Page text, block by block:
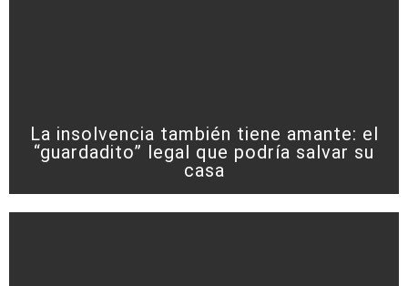
La insolvencia también tiene amante: el
“guardadito” legal que podría salvar su
casa